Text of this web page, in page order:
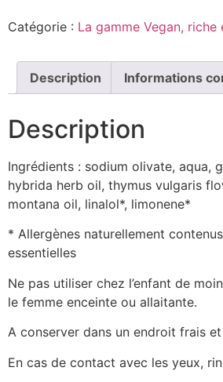
Catégorie : La gamme Vegan,
Description Informations
Description
Ingrédients : sodium olivate, aqua,
hybrida herb oil, thymus vulgaris
montana oil, linalol*, limonene*
* Allergènes naturellement
essentielles
Ne pas utiliser chez l’enfant de
le femme enceinte ou allaitante.
A conserver dans un endroit frais et
En cas de contact avec les yeux,